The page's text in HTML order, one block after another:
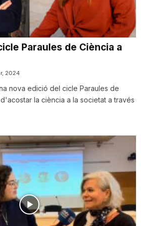
Paraules de Ciència a
2024
nova edició del cicle Paraules de
la ciència a la societat a través